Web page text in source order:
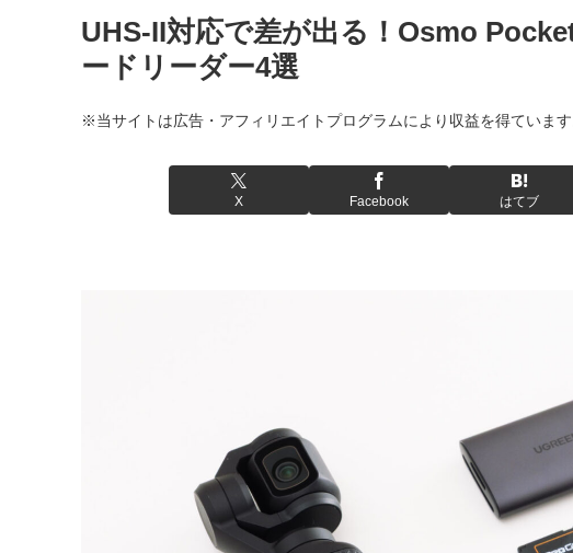
UHS-II対応で差が出る！Osmo
ードリーダー4選
※当サイトは広告・アフィリエイトプログラムにより収益を得ています
X Facebook はてブ